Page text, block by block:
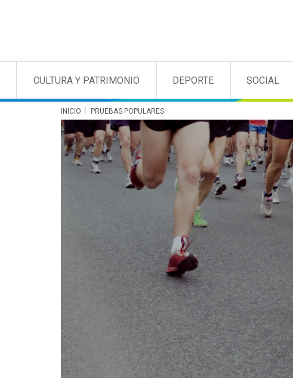
CULTURA Y PATRIMONIO DEPORTE SOCIAL
INICIO PRUEBAS POPULARES